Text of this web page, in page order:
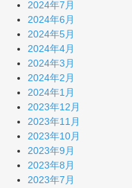
2024年7月
2024年6月
2024年5月
2024年4月
2024年3月
2024年2月
2024年1月
2023年12月
2023年11月
2023年10月
2023年9月
2023年8月
2023年7月